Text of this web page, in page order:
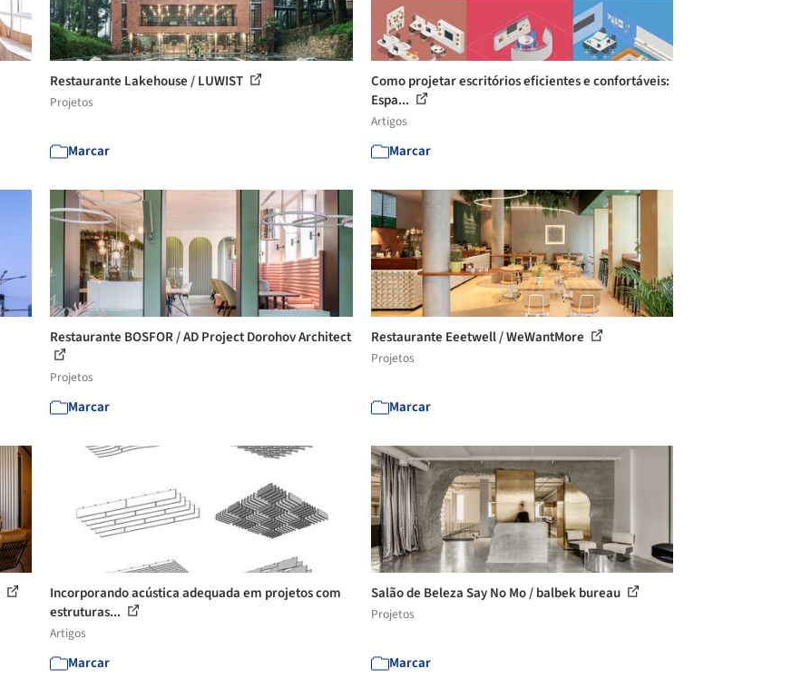
Restaurante Lakehouse / LUWIST
Projetos
Marcar
Como projetar escritórios eficientes e confortáveis:
Espa...
Artigos
Marcar
Restaurante BOSFOR / AD Project Dorohov Architect
Projetos
Marcar
Restaurante Eeetwell / WeWantMore
Projetos
Marcar
Incorporando acústica adequada em projetos com
estruturas...
Artigos
Marcar
Salão de Beleza Say No Mo / balbek bureau
Projetos
Marcar